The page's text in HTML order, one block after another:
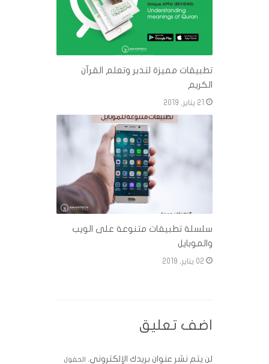
تطبيقات مميزة لتدبر وتعلم القرآن
الكريم
سلسلة تطبيقات متنوعة على الويب
والموبايل
اضف تعليق
لن يتم نشر عنوان بريدك الإلكتروني. الحقول